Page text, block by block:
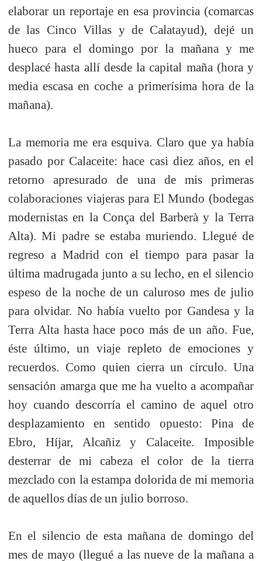
elaborar un reportaje en esa provincia (comarcas
de las Cinco Villas y de Calatayud), dejé un
hueco para el domingo por la mañana y me
desplacé hasta allí desde la capital maña (hora y
media escasa en coche a primerísima hora de la
mañana).
La memoria me era esquiva. Claro que ya había
pasado por Calaceite: hace casi diez años, en el
retorno apresurado de una de mis primeras
colaboraciones viajeras para El Mundo (bodegas
modernistas en la Conça del Barberà y la Terra
Alta). Mi padre se estaba muriendo. Llegué de
regreso a Madrid con el tiempo para pasar la
última madrugada junto a su lecho, en el silencio
espeso de la noche de un caluroso mes de julio
para olvidar. No había vuelto por Gandesa y la
Terra Alta hasta hace poco más de un año. Fue,
éste último, un viaje repleto de emociones y
recuerdos. Como quien cierra un círculo. Una
sensación amarga que me ha vuelto a acompañar
hoy cuando descorría el camino de aquel otro
desplazamiento en sentido opuesto: Pina de
Ebro, Híjar, Alcañiz y Calaceite. Imposible
desterrar de mi cabeza el color de la tierra
mezclado con la estampa dolorida de mi memoria
de aquellos días de un julio borroso.
En el silencio de esta mañana de domingo del
mes de mayo (llegué a las nueve de la mañana a